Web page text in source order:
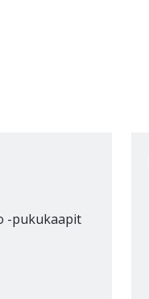
-pukukaapit